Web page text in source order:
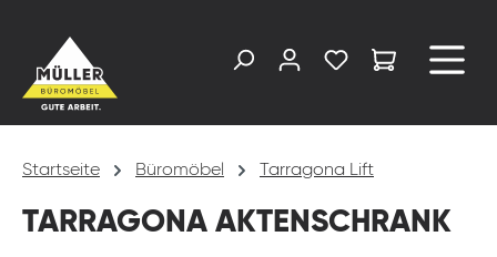
Startseite Büromöbel Tarragona Lift
TARRAGONA AKTENSCHRANK